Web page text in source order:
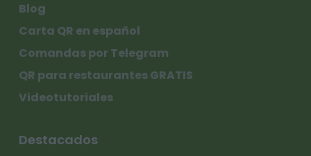
Blog
Carta QR en español
Comandas por Telegram
QR para restaurantes GRATIS
Videotutoriales
Destacados